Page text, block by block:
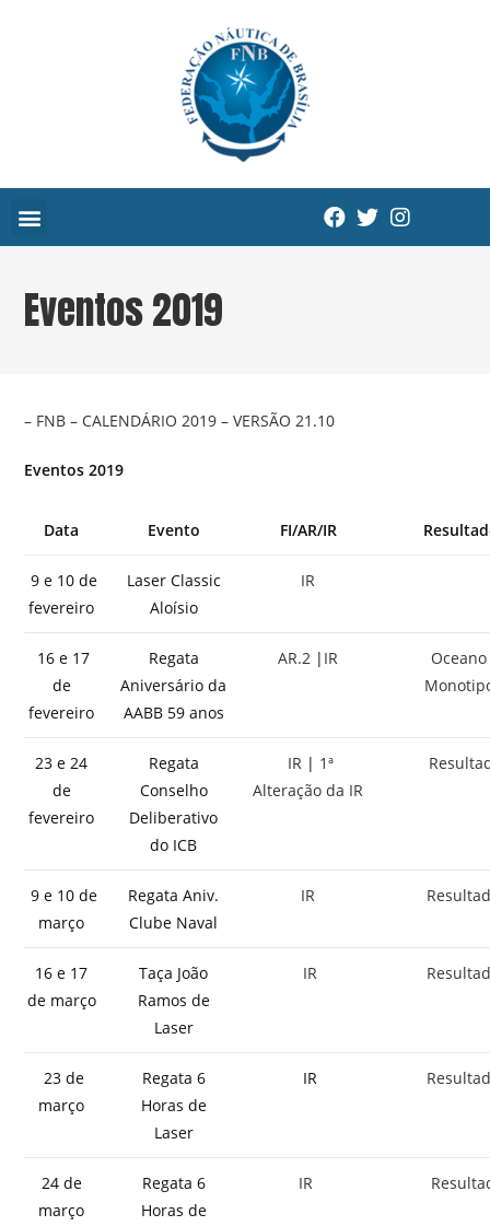
Eventos 2019
– FNB – CALENDÁRIO 2019 – VERSÃO 21.10
Eventos 2019
Data Evento FI/AR/IR
9 e 10 de
fevereiro
Laser Classic
Aloísio
IR
16 e 17
de
fevereiro
Regata
Aniversário da
AABB 59 anos
AR.2 | IR
Oceano
23 e 24
de
fevereiro
Regata
Conselho
Deliberativo
do ICB
IR| 1ª
Alteração da IR
9 e 10 de
março
Regata Aniv.
Clube Naval
IR
16 e 17
de março
Taça João
Ramos de
Laser
IR
23 de
março
Regata 6
Horas de
Laser
IR
24 de
março
Regata 6
Horas de
IR